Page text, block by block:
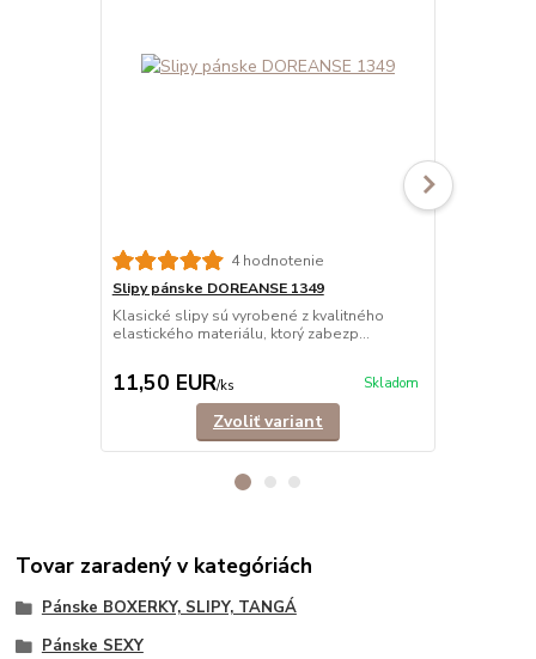
4 hodnotenie
Slipy pánske DOREANSE 1349
Klasické slipy sú vyrobené z kvalitného
elastického materiálu, ktorý zabezp...
11,50 EUR/ks Skladom
Zvoliť variant
Tovar zaradený v kategóriách
Pánske BOXERKY, SLIPY, TANGÁ
Pánske SEXY